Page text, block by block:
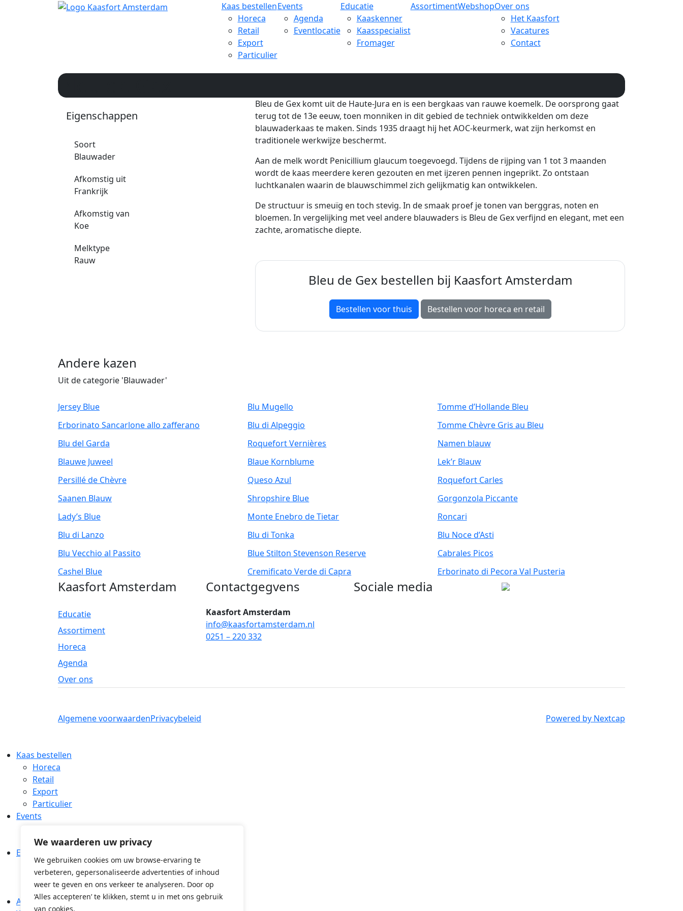
We waarderen uw privacy
We gebruiken cookies om uw browse-ervaring te
verbeteren, gepersonaliseerde advertenties of inhoud
weer te geven en ons verkeer te analyseren. Door op
‘Alles accepteren’ te klikken, stemt u in met ons gebruik
van cookies.
Kaas bestellen
Horeca
Retail
Export
Particulier
Events
Agenda
Eventlocatie
Educatie
Kaaskenner
Kaasspecialist
Fromager
AssortimentWebshopOver ons
Het Kaasfort
Vacatures
Contact
Bleu de Gex
Eigenschappen
Soort
Blauwader
Afkomstig uit
Frankrijk
Afkomstig van
Koe
Melktype
Rauw
Bleu de Gex komt uit de Haute-Jura en is een bergkaas van rauwe koemelk. De oorsprong gaat
terug tot de 13e eeuw, toen monniken in dit gebied de techniek ontwikkelden om deze
blauwaderkaas te maken. Sinds 1935 draagt hij het AOC-keurmerk, wat zijn herkomst en
traditionele werkwijze beschermt.
Aan de melk wordt Penicillium glaucum toegevoegd. Tijdens de rijping van 1 tot 3 maanden
wordt de kaas meerdere keren gezouten en met ijzeren pennen ingeprikt. Zo ontstaan
luchtkanalen waarin de blauwschimmel zich gelijkmatig kan ontwikkelen.
De structuur is smeuïg en toch stevig. In de smaak proef je tonen van berggras, noten en
bloemen. In vergelijking met veel andere blauwaders is Bleu de Gex verfijnd en elegant, met een
zachte, aromatische diepte.
Bleu de Gex bestellen bij Kaasfort Amsterdam
Bestellen voor thuis Bestellen voor horeca en retail
Andere kazen
Uit de categorie 'Blauwader'
Jersey Blue Blu Mugello
Tomme d’Hollande Bleu
Erborinato Sancarlone allo zafferano
Blu di Alpeggio
Tomme Chèvre Gris au Bleu
Blu del Garda
Roquefort Vernières
Namen blauw
Blauwe Juweel
Blaue Kornblume
Lek’r Blauw
Persillé de Chèvre
Queso Azul
Roquefort Carles
Saanen Blauw
Shropshire Blue
Gorgonzola Piccante
Lady’s Blue
Monte Enebro de Tietar
Roncari
Blu di Lanzo
Blu di Tonka
Blu Noce d’Asti
Blu Vecchio al Passito
Blue Stilton Stevenson Reserve
Cabrales Picos
Cashel Blue
Cremificato Verde di Capra Erborinato di Pecora Val Pusteria
Kaasfort Amsterdam
Educatie
Assortiment
Horeca
Agenda
Over ons
Contactgegvens
Kaasfort Amsterdam
info@kaasfortamsterdam.nl
0251 – 220 332
Sociale media
Algemene voorwaardenPrivacybeleid Powered by Nextcap
Kaas bestellen
Horeca
Retail
Export
Particulier
Events
Eventlocatie
Educatie
Kaaskenner
Kaasspecialist
Fromager
Assortiment